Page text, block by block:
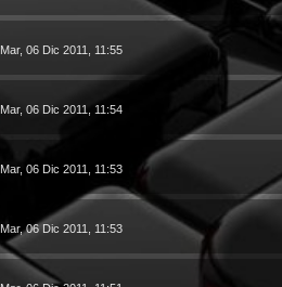
Mar, 06 Dic 2011, 11:55
Mar, 06 Dic 2011, 11:54
Mar, 06 Dic 2011, 11:53
Mar, 06 Dic 2011, 11:53